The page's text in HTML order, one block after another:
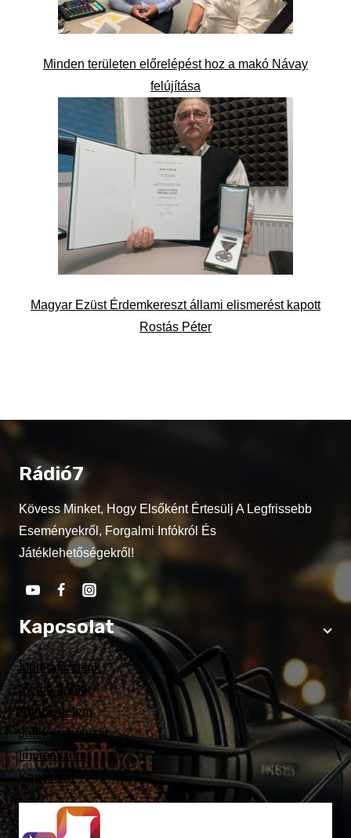
Minden területen előrelépést hoz a makó Návay
felújítása
Magyar Ezüst Érdemkereszt állami elismerést kapott
Rostás Péter
Rádió7
Kövess Minket, Hogy Elsőként Értesülj A Legfrissebb
Eseményekről, Forgalmi Infókról És
Játéklehetőségekről!
Kapcsolat
Munkatársaink
Médiaajánlat
Adatvédelem
Játékszabályzat
Impresszum
Kapcsolat